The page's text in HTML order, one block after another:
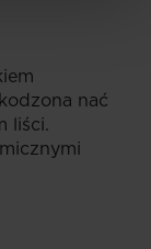
nać
liści.